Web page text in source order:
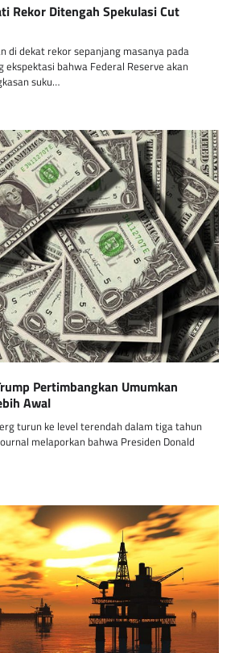
Rekor Ditengah Spekulasi Cut
di dekat rekor sepanjang masanya pada
ekspektasi bahwa Federal Reserve akan
suku…
Pertimbangkan Umumkan
Awal
turun ke level terendah dalam tiga tahun
melaporkan bahwa Presiden Donald